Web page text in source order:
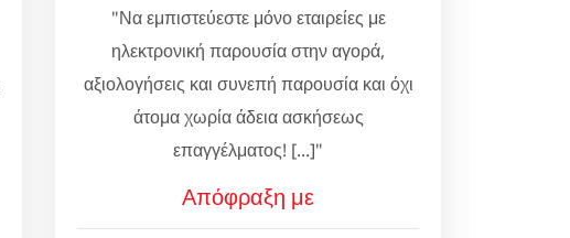
"Να εμπιστεύεστε μόνο εταιρείες με
ηλεκτρονική παρουσία στην αγορά,
αξιολογήσεις και συνεπή παρουσία και όχι
άτομα χωρία άδεια ασκήσεως
επαγγέλματος! [...]"
Απόφραξη με